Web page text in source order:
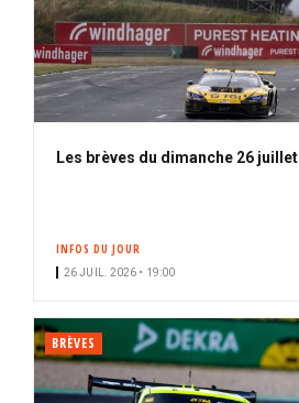
Les brèves du dimanche 26 juillet
INFOS DU JOUR
26 JUIL. 2026 • 19:00
BRÈVES